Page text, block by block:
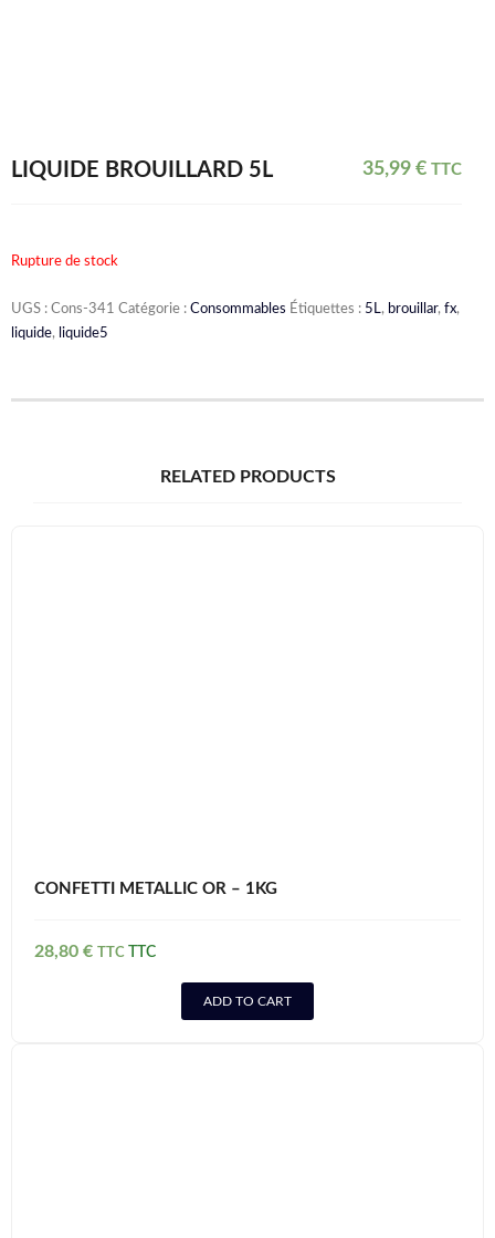
LIQUIDE BROUILLARD 5L 35,99 € TTC
Rupture de stock
UGS : Cons-341 Catégorie : Consommables Étiquettes : 5L, brouillar, fx,
liquide, liquide5
RELATED PRODUCTS
CONFETTI METALLIC OR – 1KG
28,80 € TTC
ADD TO CART